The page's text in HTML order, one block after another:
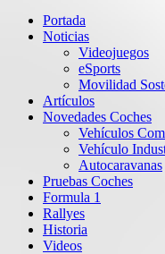
Portada
Noticias
Videojuegos
eSports
Movilidad
Artículos
Novedades Coches
Vehículos
Vehículo
Autocaravanas
Pruebas Coches
Formula 1
Rallyes
Historia
Videos